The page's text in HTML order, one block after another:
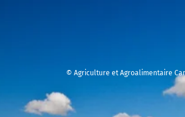
© Agriculture et Agroalimentaire